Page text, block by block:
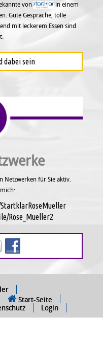
von
in einem
Gute Gespräche, tolle
mit leckerem Essen sind
dabei sein
Netzwerken für Sie aktiv.
mich:
Rose_Mueller2
Start-Seite
Login